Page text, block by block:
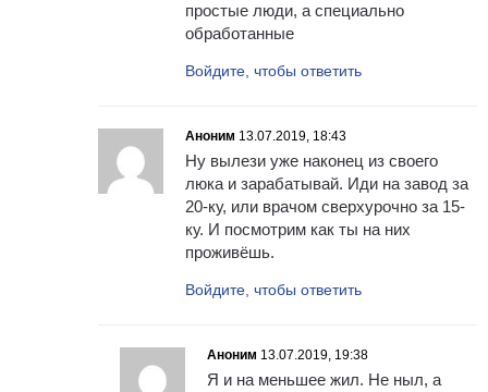
простые люди, а специально
обработанные
Войдите, чтобы ответить
Аноним 13.07.2019, 18:43
Ну вылези уже наконец из своего
люка и зарабатывай. Иди на завод за
20-ку, или врачом сверхурочно за 15-
ку. И посмотрим как ты на них
проживёшь.
Войдите, чтобы ответить
Аноним 13.07.2019, 19:38
Я и на меньшее жил. Не ныл, а